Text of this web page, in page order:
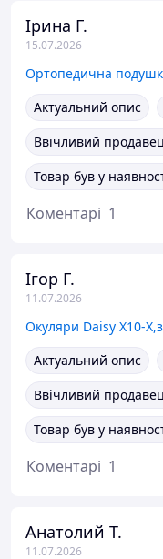
Ірина Г.
15.07.2026
Актуальний опис
Ввічливий
Товар був у
Коментарі 1
Ігор Г.
11.07.2026
Актуальний опис
Ввічливий
Товар був у
Коментарі 1
Анатолий Т.
11.07.2026